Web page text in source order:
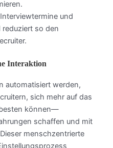
und
so den
Interaktion
automatisiert werden,
sich mehr auf das
können—
schaffen und mit
menschzentrierte